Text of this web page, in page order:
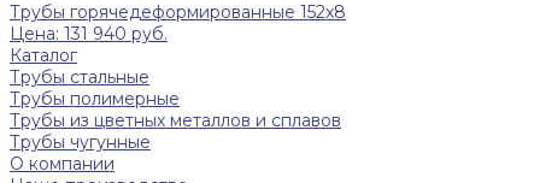
Трубы горячедеформированные 152x8
Цена: 131 940 руб.
Каталог
Трубы стальные
Трубы полимерные
Трубы из цветных металлов и сплавов
Трубы чугунные
О компании